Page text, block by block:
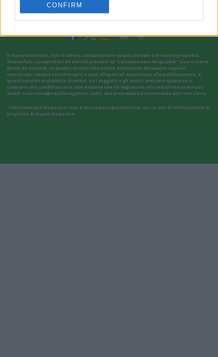
CONFIRMVAI ALLA VERSIONE CLASSICA
Il materiale (testo, foto e video) consultabile in questo portale è di nostra proprietà.
Alcune foto (screenshot) ed articoli presenti su "Calciomercato Magazine" sono in parte
giunti da internet, in quanto arrivati alla nostra attenzione attraverso regolari
comunicati stampa con immagini e testi allegati ed autorizzati alla pubblicazione, e
quindi valutati di pubblico dominio. Se i soggetti o gli autori avessero qualcosa in
contrario alla pubblicazione, non avranno che da segnalarlo alla redazione (indirizzo
email: redazione@napolimagazine.com), che provvederà prontamente alla rimozione.
"Calciomercato Magazine" non è una testata giornalistica, ma un sito di informazione di
proprietà di Napoli Magazine.